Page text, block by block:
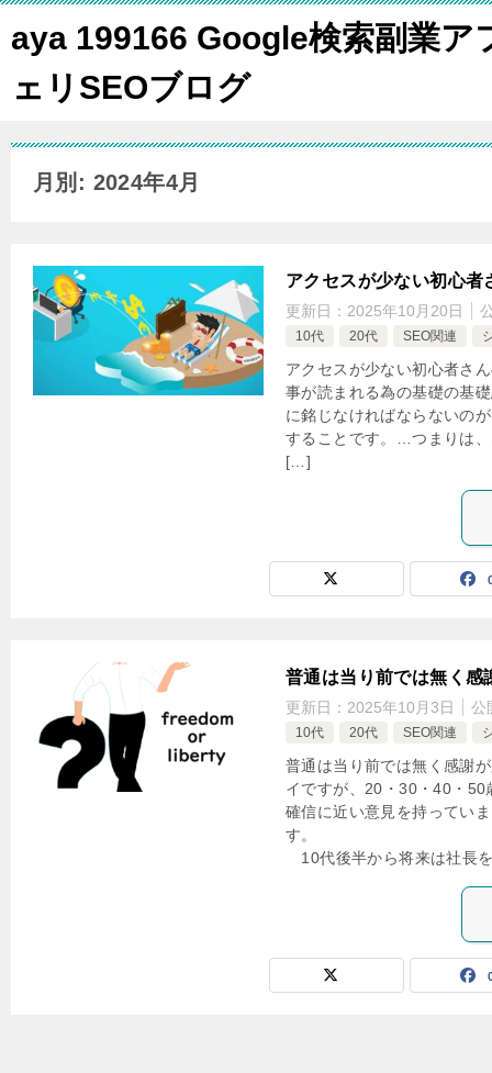
aya 199166 Google検索副業ア
ェリSEOブログ
月別: 2024年4月
アクセスが少ない初心者
更新日： 2025年10月20日
10代 20代 SEO関連
アクセスが少ない初心者さ
事が読まれる為の基礎の基
に銘じなければならないの
することです。…つまりは
[…]
普通は当り前では無く感
更新日： 2025年10月3日 公
10代 20代 SEO関連
普通は当り前では無く感謝
イですが、20・30・40・
確信に近い意見を持っていま
す
10代後半から将来は社長